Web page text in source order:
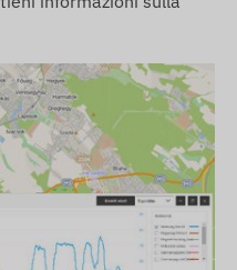
prodotto o del suo
- l'aggiornamento di
avviene dopo la
di tali modifiche.